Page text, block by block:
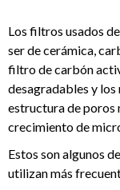
Los filtros usados
ser de cerámica,
filtro de carbón
desagradables y
estructura de poros
crecimiento de
Estos son algunos
utilizan más